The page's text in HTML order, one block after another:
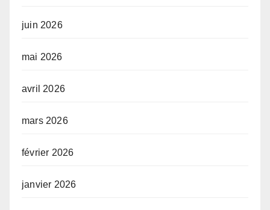
juin 2026
mai 2026
avril 2026
mars 2026
février 2026
janvier 2026